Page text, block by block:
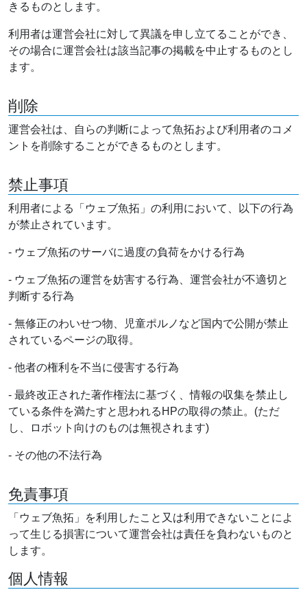
きるものとします。
利用者は運営会社に対して異議を申し立てることができ、
その場合に運営会社は該当記事の掲載を中止するものとし
ます。
削除
運営会社は、自らの判断によって魚拓および利用者のコメ
ントを削除することができるものとします。
禁止事項
利用者による「ウェブ魚拓」の利用において、以下の行為
が禁止されています。
- ウェブ魚拓のサーバに過度の負荷をかける行為
- ウェブ魚拓の運営を妨害する行為、運営会社が不適切と
判断する行為
- 無修正のわいせつ物、児童ポルノなど国内で公開が禁止
されているページの取得。
- 他者の権利を不当に侵害する行為
- 最終改正された著作権法に基づく、情報の収集を禁止し
ている条件を満たすと思われるHPの取得の禁止。(ただ
し、ロボット向けのものは無視されます)
- その他の不法行為
免責事項
「ウェブ魚拓」を利用したこと又は利用できないことによ
って生じる損害について運営会社は責任を負わないものと
します。
個人情報